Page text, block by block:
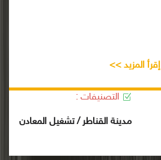
إقرأ المزيد >>
التصنيفات :
مدينة القناطر / تشغيل المعادن